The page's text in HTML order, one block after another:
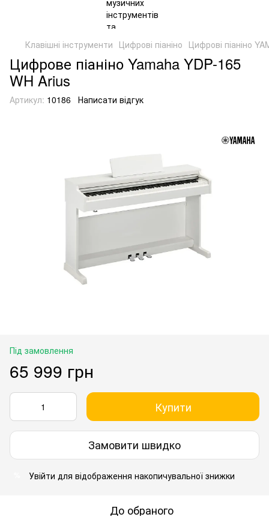
Клавішні інструменти Цифрові піаніно Цифрові піаніно
Цифрове піаніно Yamaha YDP-165
WH Arius
Артикул: 10186 Написати відгук
Під замовлення
65 999 грн
Купити
Замовити швидко
Увійти для відображення накопичувальної знижки
До обраного